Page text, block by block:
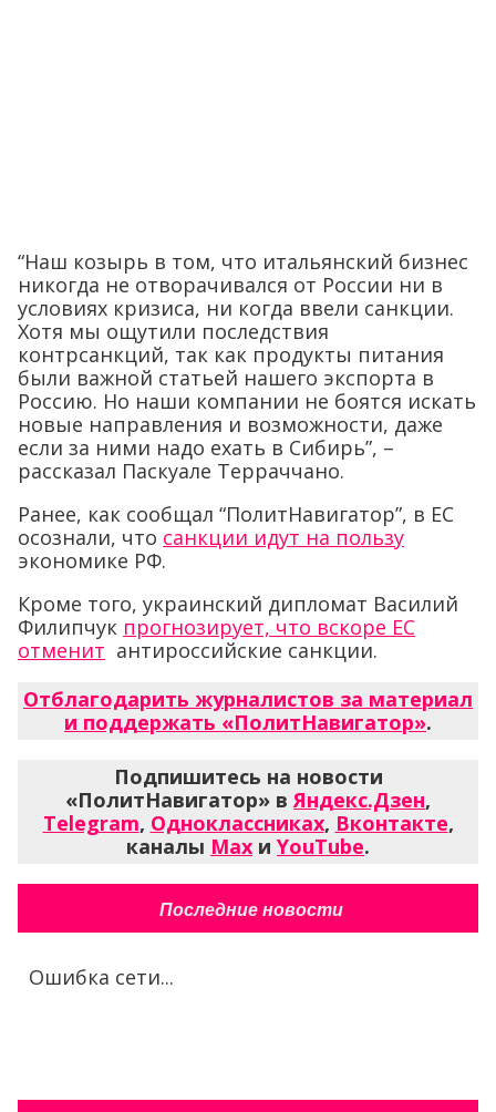
“Наш козырь в том, что итальянский бизнес
никогда не отворачивался от России ни в
условиях кризиса, ни когда ввели санкции.
Хотя мы ощутили последствия
контрсанкций, так как продукты питания
были важной статьей нашего экспорта в
Россию. Но наши компании не боятся искать
новые направления и возможности, даже
если за ними надо ехать в Сибирь”, –
рассказал Паскуале Терраччано.
Ранее, как сообщал “ПолитНавигатор”, в ЕС
осознали, что санкции идут на пользу
экономике РФ.
Кроме того, украинский дипломат Василий
Филипчук прогнозирует, что вскоре ЕС
отменит антироссийские санкции.
Отблагодарить журналистов за материал
и поддержать «ПолитНавигатор».
Подпишитесь на новости
«ПолитНавигатор» вЯндекс.Дзен,
Telegram, Одноклассниках, Вконтакте,
каналы Max и YouTube.
Последние новости
Ошибка сети...